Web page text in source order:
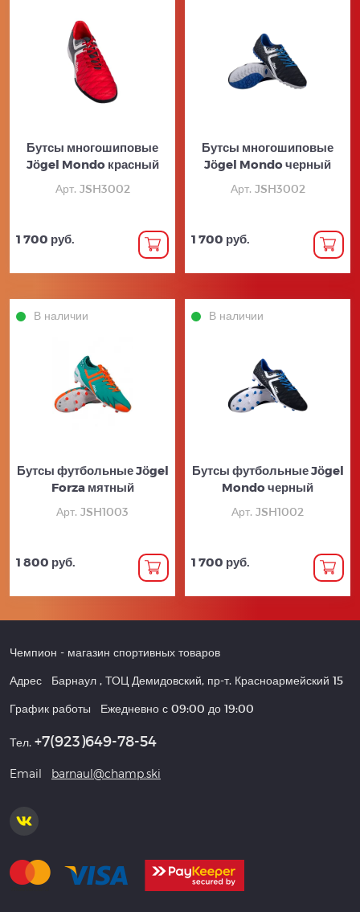
Бутсы многошиповые
Jögel Mondo красный
Арт. JSH3002
1 700 руб.
Бутсы многошиповые
Jögel Mondo черный
Арт. JSH3002
1 700 руб.
В наличии
Бутсы футбольные Jögel
Forza мятный
Арт. JSH1003
1 800 руб.
В наличии
Бутсы футбольные Jögel
Mondo черный
Арт. JSH1002
1 700 руб.
Чемпион - магазин спортивных товаров
Адрес Барнаул , ТОЦ Демидовский, пр-т. Красноармейский 15
График работы Ежедневно с 09:00 до 19:00
Тел. +7(923)649-78-54
Email barnaul@champ.ski